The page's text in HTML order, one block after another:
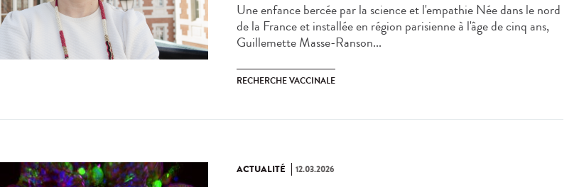
Une enfance bercée par la science et l'empathie Née dans le nord
de la France et installée en région parisienne à l'âge de cinq ans,
Guillemette Masse-Ranson...
RECHERCHE VACCINALE
ACTUALITÉ 12.03.2026